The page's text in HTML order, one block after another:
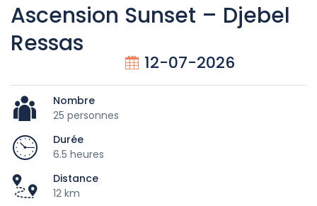
Ascension Sunset – Djebel
Ressas
12-07-2026
Nombre
25 personnes
Durée
6.5 heures
Distance
12 km